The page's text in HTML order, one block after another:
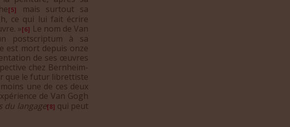
[5]
mais surtout sa
ce qui lui fait écrire
»[6] Le nom de Van
postscriptum à sa
est mort depuis onze
de ses œuvres
chez Bernheim-
que le futur librettiste
une de ces deux
de Van Gogh
du langage[8] qui peut